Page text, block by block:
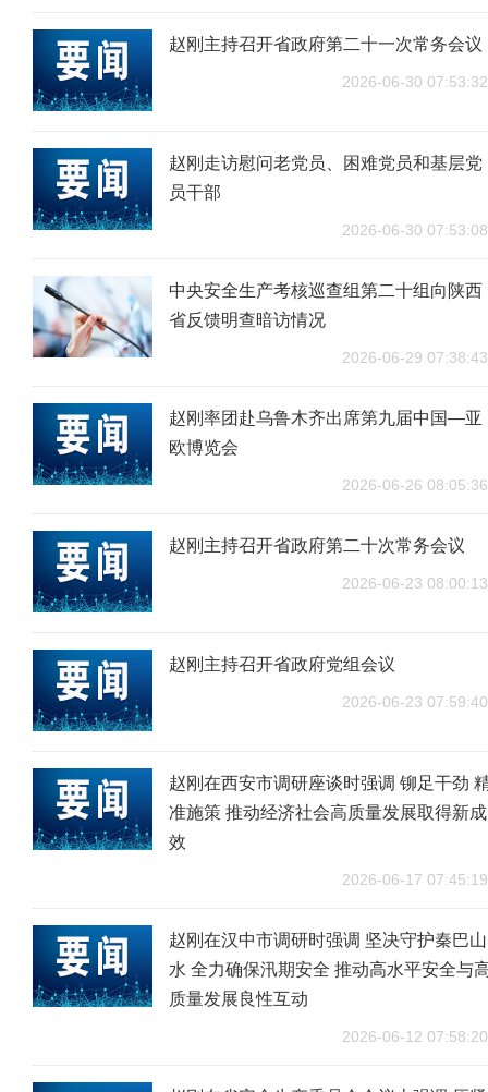
赵刚主持召开省政府第二十一次常务会议
2026-06-30 07:53:32
赵刚走访慰问老党员、困难党员和基层党
员干部
2026-06-30 07:53:08
中央安全生产考核巡查组第二十组向陕西
省反馈明查暗访情况
2026-06-29 07:38:43
赵刚率团赴乌鲁木齐出席第九届中国—亚
欧博览会
2026-06-26 08:05:36
赵刚主持召开省政府第二十次常务会议
2026-06-23 08:00:13
赵刚主持召开省政府党组会议
2026-06-23 07:59:40
赵刚在西安市调研座谈时强调 铆足干劲
准施策 推动经济社会高质量发展取得新成
效
2026-06-17 07:45:19
赵刚在汉中市调研时强调 坚决守护秦巴山
水 全力确保汛期安全 推动高水平安全与
质量发展良性互动
2026-06-12 07:58:20